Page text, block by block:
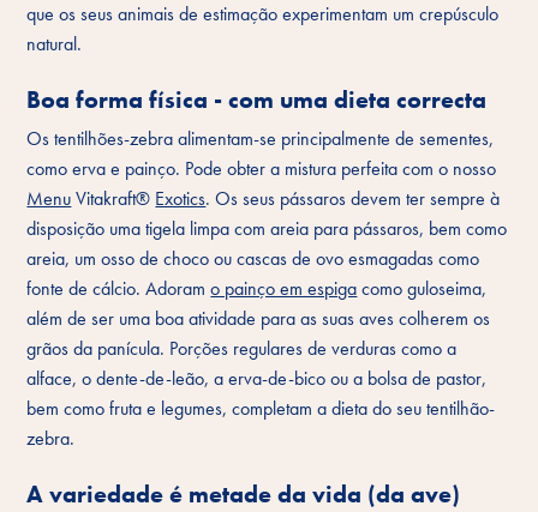
que os seus animais de estimação experimentam um crepúsculo
natural.
Boa forma física - com uma dieta correcta
Os tentilhões-zebra alimentam-se principalmente de sementes,
como erva e painço. Pode obter a mistura perfeita com o nosso
MenuVitakraft® Exotics. Os seus pássaros devem ter sempre à
disposição uma tigela limpa com areia para pássaros, bem como
areia, um osso de choco ou cascas de ovo esmagadas como
fonte de cálcio. Adoramo painço em espigacomo guloseima,
além de ser uma boa atividade para as suas aves colherem os
grãos da panícula. Porções regulares de verduras como a
alface, o dente-de-leão, a erva-de-bico ou a bolsa de pastor,
bem como fruta e legumes, completam a dieta do seu tentilhão-
zebra.
A variedade é metade da vida (da ave)